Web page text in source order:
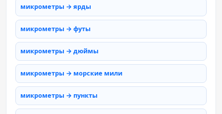
микрометры → ярды
микрометры → футы
микрометры → дюймы
микрометры → морские мили
микрометры → пункты